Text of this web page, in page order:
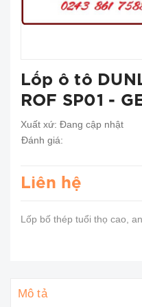
Lốp ô tô
ROF SP01 -
Xuất xứ: Đang cập nhật
Đánh giá:
Liên hệ
Lốp bố thép tuổi thọ cao,
Mô tả